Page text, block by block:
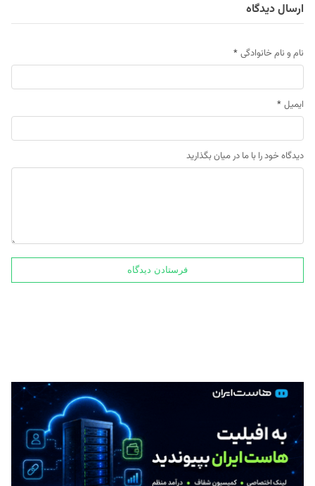
ارسال دیدگاه
نام و نام خانوادگی *
ایمیل *
دیدگاه خود را با ما در میان بگذارید